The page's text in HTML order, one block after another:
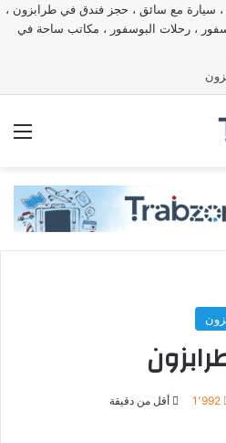
، سيارة مع سائق ، حجز فندق في طرابزون ،
، رحلات البوسفور ، مكاتب ساحة في
1٬992 أقل من دقيقة